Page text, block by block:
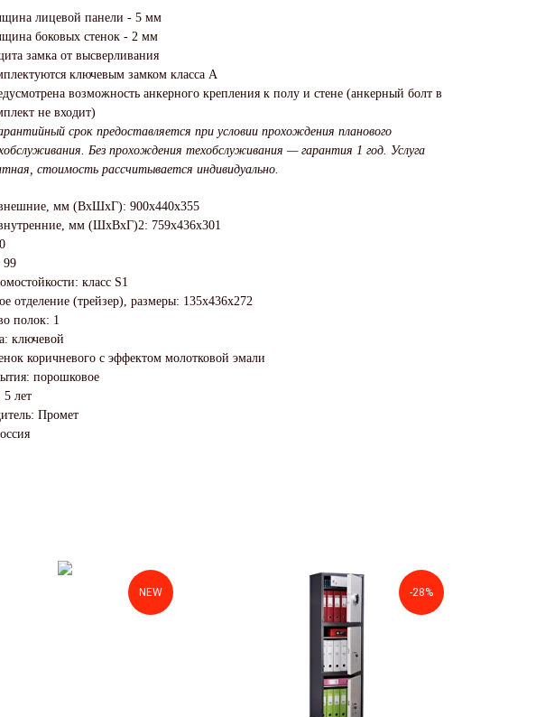
лицевой панели - 5 мм
боковых стенок - 2 мм
замка от высверливания
ключевым замком класса А
возможность анкерного крепления к полу и стене (анкерный болт в
не входит)
срок предоставляется при условии прохождения планового
Без прохождения техобслуживания — гарантия 1 год. Услуга
стоимость рассчитывается индивидуально.
мм (ВхШхГ): 900x440x355
мм (ШхВхГ)2: 759x436x301
99
класс S1
отделение (трейзер), размеры: 135x436x272
полок: 1
ключевой
коричневого с эффектом молотковой эмали
порошковое
5 лет
Промет
NEW -28%